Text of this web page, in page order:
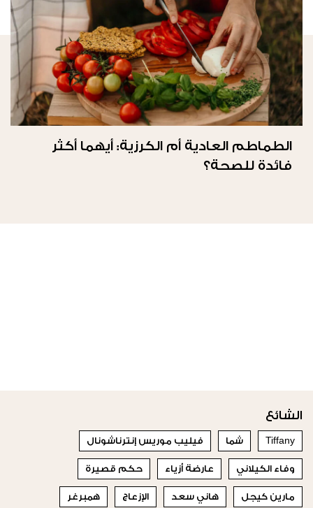
الطماطم العادية أم الكرزية: أيهما أكثر
فائدة للصحة؟
الشائع
Tiffany شما فيليب موريس إنترناشونال
وفاء الكيلاني عارضة أزياء حكم قصيرة
مارين كيجل هاني سعد الإزعاج همبرغر